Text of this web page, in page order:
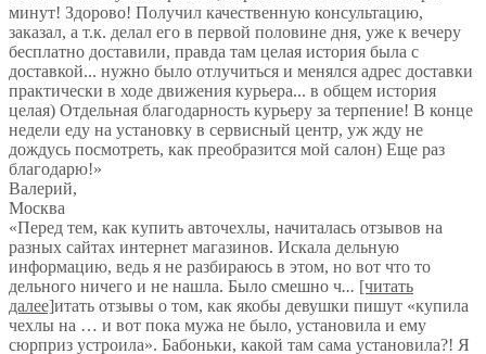
минут! Здорово! Получил качественную консультацию,
заказал, а т.к. делал его в первой половине дня, уже к вечеру
бесплатно доставили, правда там целая история была с
доставкой... нужно было отлучиться и менялся адрес доставки
практически в ходе движения курьера... в общем история
целая) Отдельная благодарность курьеру за терпение! В конце
недели еду на установку в сервисный центр, уж жду не
дождусь посмотреть, как преобразится мой салон) Еще раз
благодарю!»
Валерий,
Москва
«Перед тем, как купить авточехлы, начиталась отзывов на
разных сайтах интернет магазинов. Искала дельную
информацию, ведь я не разбираюсь в этом, но вот что то
дельного ничего и не нашла. Было смешно ч... [читать
далее]итать отзывы о том, как якобы девушки пишут «купила
чехлы на … и вот пока мужа не было, установила и ему
сюрприз устроила». Бабоньки, какой там сама установила?! Я